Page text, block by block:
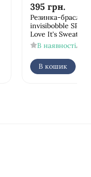
395 грн.
Резинка-браслет
invisibobble
Love It's Sweater
В наявності
В кошик